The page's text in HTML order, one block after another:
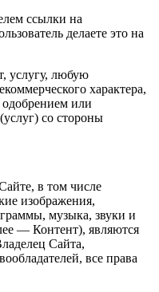
ссылки на
делаете это на
услугу, любую
характера,
одобрением или
со стороны
в том числе
изображения,
музыка, звуки и
— Контент), являются
Сайта,
все права